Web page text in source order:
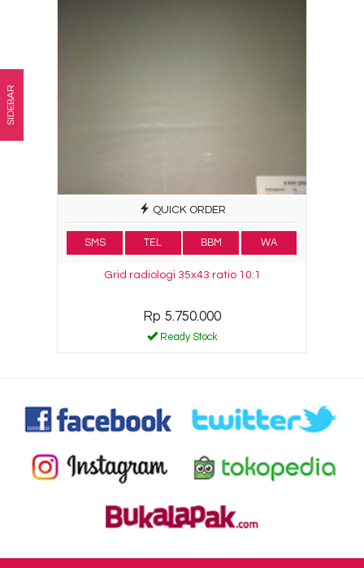
QUICK ORDER
SMS TEL BBM WA
Grid radiologi 35x43 ratio 10:1
Rp 5.750.000
Ready Stock
SIDEBAR